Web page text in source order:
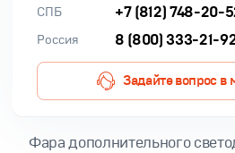
СПБ +7 (812) 748-20-
Россия 8 (800) 333-21-
Задайте вопрос в
Фара дополнительного